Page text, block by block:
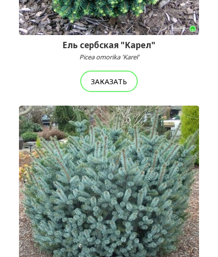
Ель сербская "Карел"
Picea omorika 'Karel'
ЗАКАЗАТЬ